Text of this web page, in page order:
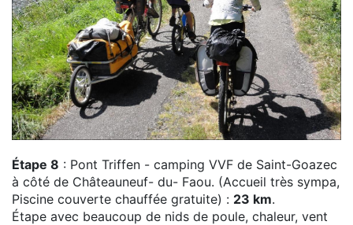
Étape 8 : Pont Triffen - camping VVF de Saint-Goazec
à côté de Châteauneuf- du- Faou. (Accueil très sympa,
Piscine couverte chauffée gratuite) : 23 km.
Étape avec beaucoup de nids de poule, chaleur, vent